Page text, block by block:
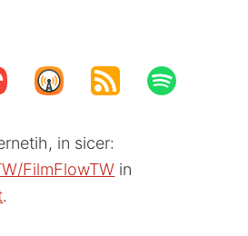
in sicer:
FilmFlowTW in
.